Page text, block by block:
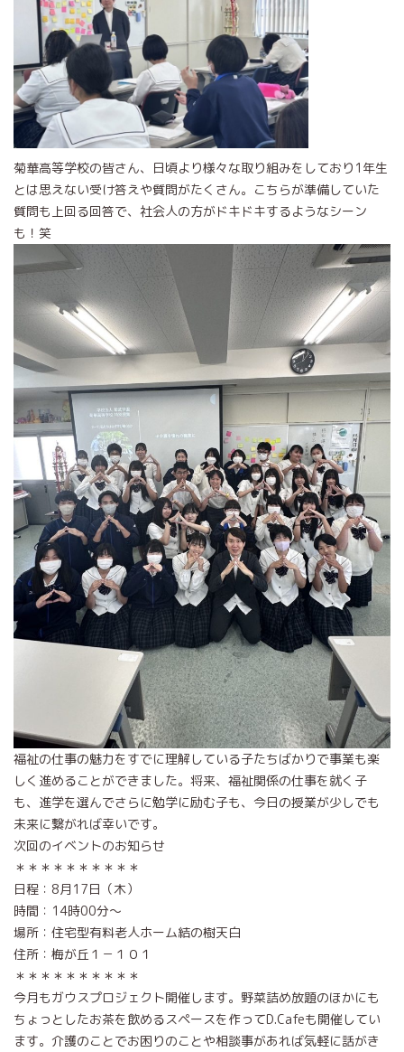
菊華高等学校の皆さん、日頃より様々な取り組みをしており1年生
とは思えない受け答えや質問がたくさん。こちらが準備していた
質問も上回る回答で、社会人の方がドキドキするようなシーン
も！笑
福祉の仕事の魅力をすでに理解している子たちばかりで事業も楽
しく進めることができました。将来、福祉関係の仕事を就く子
も、進学を選んでさらに勉学に励む子も、今日の授業が少しでも
未来に繋がれば幸いです。
次回のイベントのお知らせ
＊＊＊＊＊＊＊＊＊＊
日程：8月17日（木）
時間：14時00分～
場所：住宅型有料老人ホーム結の樹天白
住所：梅が丘１－１０１
＊＊＊＊＊＊＊＊＊＊
今月もガウスプロジェクト開催します。野菜詰め放題のほかにも
ちょっとしたお茶を飲めるスペースを作ってD.Cafeも開催してい
ます。介護のことでお困りのことや相談事があれば気軽に話がき